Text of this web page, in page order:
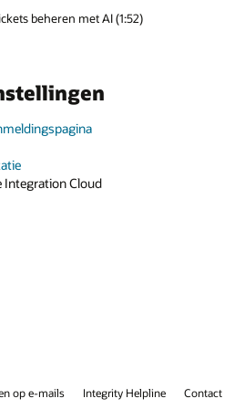
beheren met AI (1:52)
Integration Cloud
op e-mails Integrity Helpline Contact